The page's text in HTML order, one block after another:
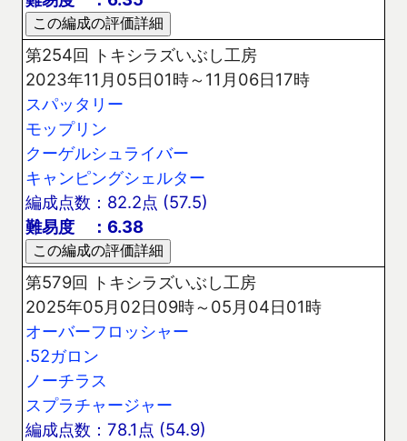
第254回 トキシラズいぶし工房
2023年11月05日01時～11月06日17時
スパッタリー
モップリン
クーゲルシュライバー
キャンピングシェルター
編成点数：82.2点 (57.5)
難易度 ：6.38
第579回 トキシラズいぶし工房
2025年05月02日09時～05月04日01時
オーバーフロッシャー
.52ガロン
ノーチラス
スプラチャージャー
編成点数：78.1点 (54.9)